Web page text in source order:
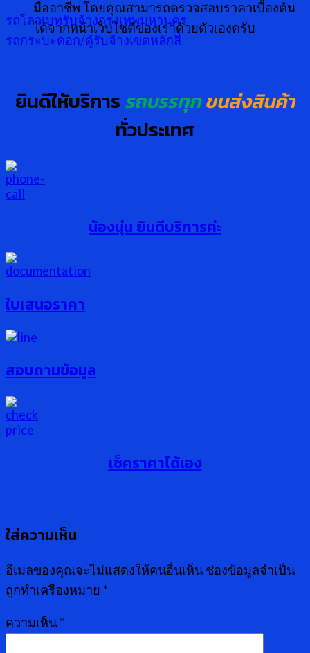
มืออาชีพ โดยคุณสามารถตรวจสอบราคาเบื้องต้น
ได้จากหน้าเว็บไซต์ของเราด้วยตัวเองครับ
รถโลวเบทรับจ้างกรุงเทพมหานคร
รถกระบะคอก/ตู้รับจ้างเขตหลักสี่
ยินดีให้บริการรถบรรทุกขนส่งสินค้า
ทั่วประเทศ
น้องนุ่น ยินดีบริการค่ะ
ใบเสนอราคา
สอบถามข้อมูล
เช็คราคาได้เอง
ใส่ความเห็น
อีเมลของคุณจะไม่แสดงให้คนอื่นเห็น ช่องข้อมูลจำเป็น
ถูกทำเครื่องหมาย *
ความเห็น *